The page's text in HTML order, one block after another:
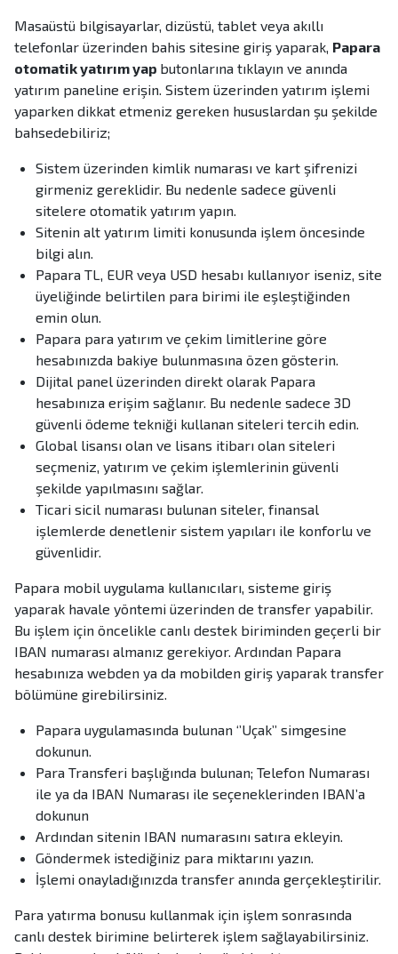
Masaüstü bilgisayarlar, dizüstü, tablet veya akıllı
telefonlar üzerinden bahis sitesine giriş yaparak, Papara
otomatik yatırım yap butonlarına tıklayın ve anında
yatırım paneline erişin. Sistem üzerinden yatırım işlemi
yaparken dikkat etmeniz gereken hususlardan şu şekilde
bahsedebiliriz;
Sistem üzerinden kimlik numarası ve kart şifrenizi
girmeniz gereklidir. Bu nedenle sadece güvenli
sitelere otomatik yatırım yapın.
Sitenin alt yatırım limiti konusunda işlem öncesinde
bilgi alın.
Papara TL, EUR veya USD hesabı kullanıyor iseniz, site
üyeliğinde belirtilen para birimi ile eşleştiğinden
emin olun.
Papara para yatırım ve çekim limitlerine göre
hesabınızda bakiye bulunmasına özen gösterin.
Dijital panel üzerinden direkt olarak Papara
hesabınıza erişim sağlanır. Bu nedenle sadece 3D
güvenli ödeme tekniği kullanan siteleri tercih edin.
Global lisansı olan ve lisans itibarı olan siteleri
seçmeniz, yatırım ve çekim işlemlerinin güvenli
şekilde yapılmasını sağlar.
Ticari sicil numarası bulunan siteler, finansal
işlemlerde denetlenir sistem yapıları ile konforlu ve
güvenlidir.
Papara mobil uygulama kullanıcıları, sisteme giriş
yaparak havale yöntemi üzerinden de transfer yapabilir.
Bu işlem için öncelikle canlı destek biriminden geçerli bir
IBAN numarası almanız gerekiyor. Ardından Papara
hesabınıza webden ya da mobilden giriş yaparak transfer
bölümüne girebilirsiniz.
Papara uygulamasında bulunan ‘’Uçak’’ simgesine
dokunun.
Para Transferi başlığında bulunan; Telefon Numarası
ile ya da IBAN Numarası ile seçeneklerinden IBAN’a
dokunun
Ardından sitenin IBAN numarasını satıra ekleyin.
Göndermek istediğiniz para miktarını yazın.
İşlemi onayladığınızda transfer anında gerçekleştirilir.
Para yatırma bonusu kullanmak için işlem sonrasında
canlı destek birimine belirterek işlem sağlayabilirsiniz.